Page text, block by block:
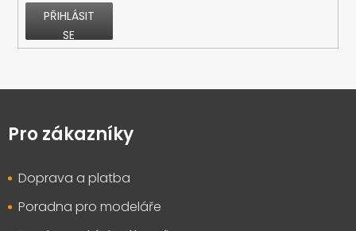
PŘIHLÁSIT
SE
pPro zákazníky
Doprava a platba
Poradna pro modeláře